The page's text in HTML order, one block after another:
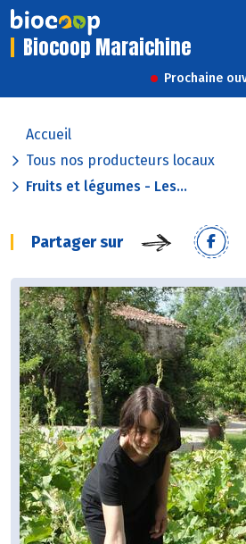
Biocoop Maraichine
Prochaine
Accueil
Tous nos producteurs locaux
Fruits et légumes - Les...
Partager sur